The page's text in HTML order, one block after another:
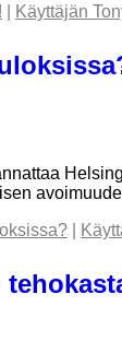
Käyttäjän